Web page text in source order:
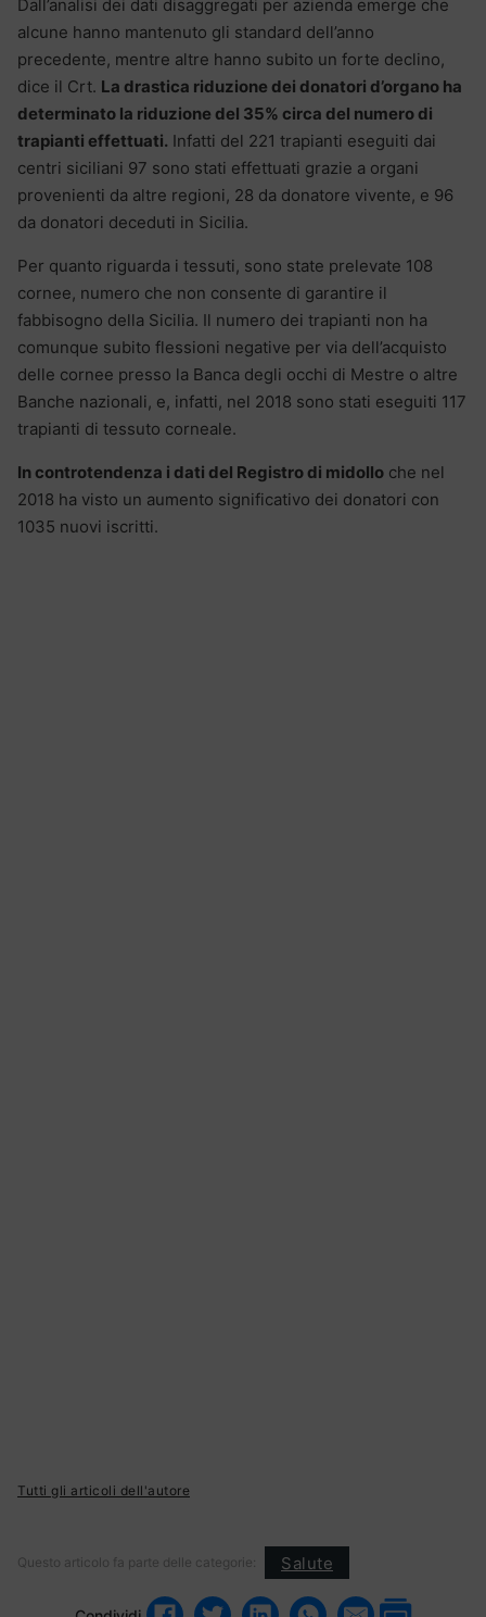
Dall’analisi dei dati disaggregati per azienda emerge che
alcune hanno mantenuto gli standard dell’anno
precedente, mentre altre hanno subito un forte declino,
dice il Crt. La drastica riduzione dei donatori d’organo ha
determinato la riduzione del 35% circa del numero di
trapianti effettuati. Infatti del 221 trapianti eseguiti dai
centri siciliani 97 sono stati effettuati grazie a organi
provenienti da altre regioni, 28 da donatore vivente, e 96
da donatori deceduti in Sicilia.
Per quanto riguarda i tessuti, sono state prelevate 108
cornee, numero che non consente di garantire il
fabbisogno della Sicilia. Il numero dei trapianti non ha
comunque subito flessioni negative per via dell’acquisto
delle cornee presso la Banca degli occhi di Mestre o altre
Banche nazionali, e, infatti, nel 2018 sono stati eseguiti 117
trapianti di tessuto corneale.
In controtendenza i dati del Registro di midollo che nel
2018 ha visto un aumento significativo dei donatori con
1035 nuovi iscritti.
Tutti gli articoli dell'autore
Questo articolo fa parte delle categorie: Salute